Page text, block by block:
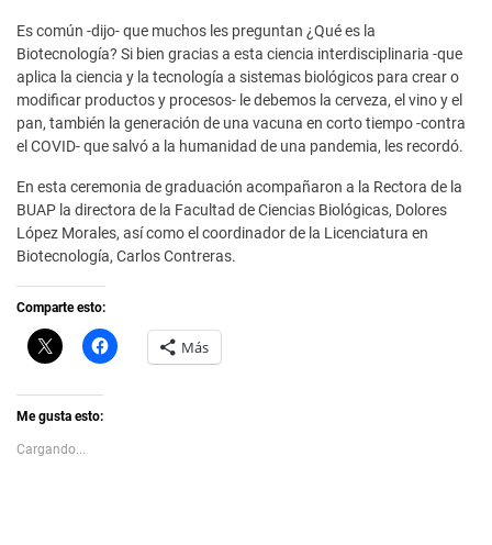
Es común -dijo- que muchos les preguntan ¿Qué es la
Biotecnología? Si bien gracias a esta ciencia interdisciplinaria -que
aplica la ciencia y la tecnología a sistemas biológicos para crear o
modificar productos y procesos- le debemos la cerveza, el vino y el
pan, también la generación de una vacuna en corto tiempo -contra
el COVID- que salvó a la humanidad de una pandemia, les recordó.
En esta ceremonia de graduación acompañaron a la Rectora de la
BUAP la directora de la Facultad de Ciencias Biológicas, Dolores
López Morales, así como el coordinador de la Licenciatura en
Biotecnología, Carlos Contreras.
Comparte esto:
C
l
k
t
s
h
H
a Más
Me gusta esto:
Cargando...